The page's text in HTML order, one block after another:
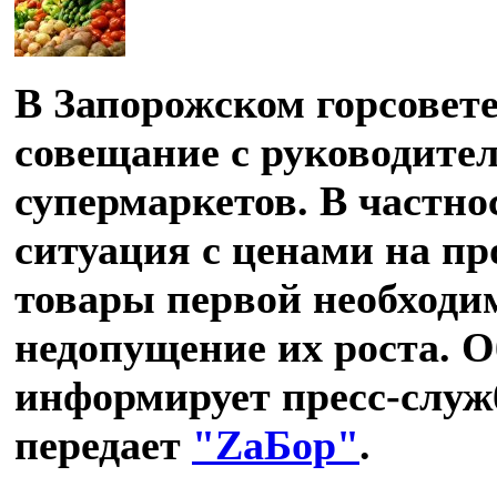
В Запорожском
совещание с
супермаркетов. В
ситуация с ценами на
товары первой
недопущение их роста.
информирует пресс-
передает "ZаБор".